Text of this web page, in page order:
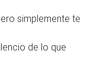
simplemente te
de lo que